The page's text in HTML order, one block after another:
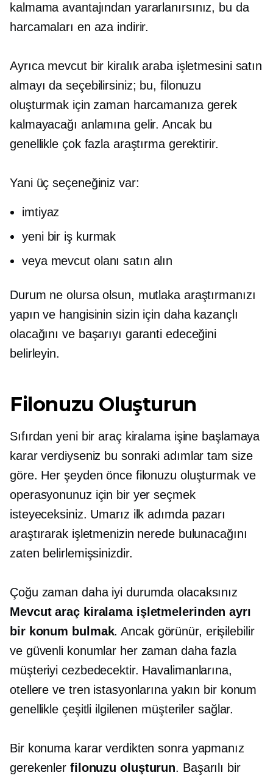
kalmama avantajından yararlanırsınız, bu da
harcamaları en aza indirir.
Ayrıca mevcut bir kiralık araba işletmesini satın
almayı da seçebilirsiniz; bu, filonuzu
oluşturmak için zaman harcamanıza gerek
kalmayacağı anlamına gelir. Ancak bu
genellikle çok fazla araştırma gerektirir.
Yani üç seçeneğiniz var:
imtiyaz
yeni bir iş kurmak
veya mevcut olanı satın alın
Durum ne olursa olsun, mutlaka araştırmanızı
yapın ve hangisinin sizin için daha kazançlı
olacağını ve başarıyı garanti edeceğini
belirleyin.
Filonuzu Oluşturun
Sıfırdan yeni bir araç kiralama işine başlamaya
karar verdiyseniz bu sonraki adımlar tam size
göre. Her şeyden önce filonuzu oluşturmak ve
operasyonunuz için bir yer seçmek
isteyeceksiniz. Umarız ilk adımda pazarı
araştırarak işletmenizin nerede bulunacağını
zaten belirlemişsinizdir.
Çoğu zaman daha iyi durumda olacaksınız
Mevcut araç kiralama işletmelerinden ayrı
bir konum bulmak. Ancak görünür, erişilebilir
ve güvenli konumlar her zaman daha fazla
müşteriyi cezbedecektir. Havalimanlarına,
otellere ve tren istasyonlarına yakın bir konum
genellikle çeşitli ilgilenen müşteriler sağlar.
Bir konuma karar verdikten sonra yapmanız
gerekenler filonuzu oluşturun. Başarılı bir